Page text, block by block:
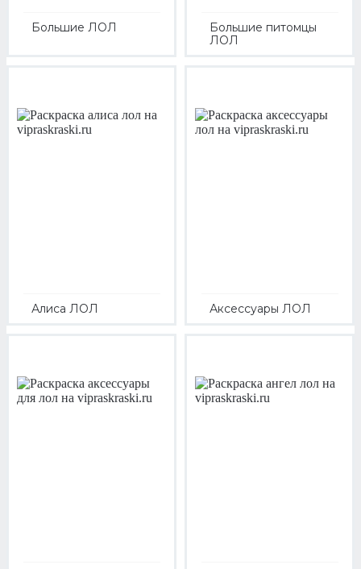
Большие ЛОЛ
Большие питомцы
ЛОЛ
Алиса ЛОЛ Аксессуары ЛОЛ